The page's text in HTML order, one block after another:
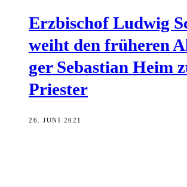
Erz­bi­schof Lud­wig
weiht den frü­he­ren
ger Sebas­ti­an Heim
Priester
26. JUNI 2021